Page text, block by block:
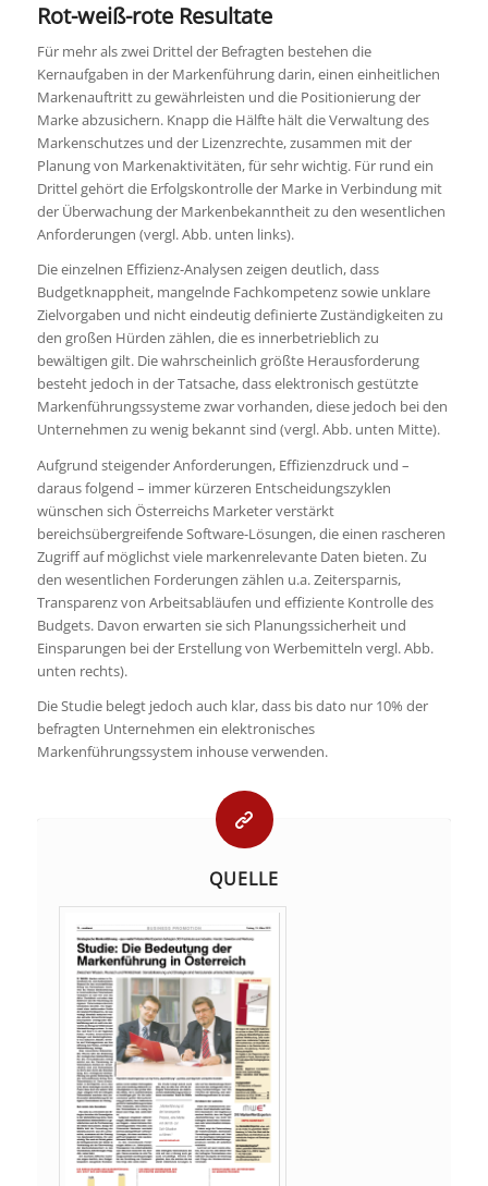
Rot-weiß-rote Resultate
Für mehr als zwei Drittel der Befragten bestehen die
Kernaufgaben in der Markenführung darin, einen einheitlichen
Markenauftritt zu gewährleisten und die Positionierung der
Marke abzusichern. Knapp die Hälfte hält die Verwaltung des
Markenschutzes und der Lizenzrechte, zusammen mit der
Planung von Markenaktivitäten, für sehr wichtig. Für rund ein
Drittel gehört die Erfolgskontrolle der Marke in Verbindung mit
der Überwachung der Markenbekanntheit zu den wesentlichen
Anforderungen (vergl. Abb. unten links).
Die einzelnen Effizienz-Analysen zeigen deutlich, dass
Budgetknappheit, mangelnde Fachkompetenz sowie unklare
Zielvorgaben und nicht eindeutig definierte Zuständigkeiten zu
den großen Hürden zählen, die es innerbetrieblich zu
bewältigen gilt. Die wahrscheinlich größte Herausforderung
besteht jedoch in der Tatsache, dass elektronisch gestützte
Markenführungssysteme zwar vorhanden, diese jedoch bei den
Unternehmen zu wenig bekannt sind (vergl. Abb. unten Mitte).
Aufgrund steigender Anforderungen, Effizienzdruck und –
daraus folgend – immer kürzeren Entscheidungszyklen
wünschen sich Österreichs Marketer verstärkt
bereichsübergreifende Software-Lösungen, die einen rascheren
Zugriff auf möglichst viele markenrelevante Daten bieten. Zu
den wesentlichen Forderungen zählen u.a. Zeitersparnis,
Transparenz von Arbeitsabläufen und effiziente Kontrolle des
Budgets. Davon erwarten sie sich Planungssicherheit und
Einsparungen bei der Erstellung von Werbemitteln vergl. Abb.
unten rechts).
Die Studie belegt jedoch auch klar, dass bis dato nur 10% der
befragten Unternehmen ein elektronisches
Markenführungssystem inhouse verwenden.
QUELLE